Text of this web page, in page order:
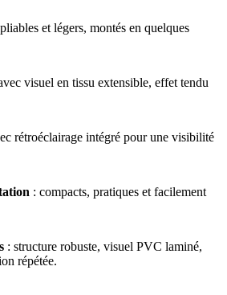
et légers, montés en quelques
visuel en tissu extensible, effet tendu
rétroéclairage intégré pour une visibilité
: compacts, pratiques et facilement
: structure robuste, visuel PVC laminé,
répétée.